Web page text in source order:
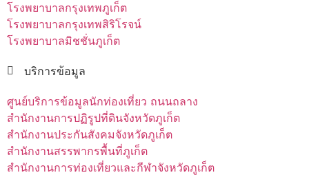
โรงพยาบาลกรุงเทพภูเก็ต
โรงพยาบาลกรุงเทพสิริโรจน์
โรงพยาบาลมิชชั่นภูเก็ต
บริการข้อมูล
ศูนย์บริการข้อมูลนักท่องเที่ยว ถนนถลาง
สำนักงานการปฏิรูปที่ดินจังหวัดภูเก็ต
สำนักงานประกันสังคมจังหวัดภูเก็ต
สำนักงานสรรพากรพื้นที่ภูเก็ต
สำนักงานการท่องเที่ยวและกีฬาจังหวัดภูเก็ต